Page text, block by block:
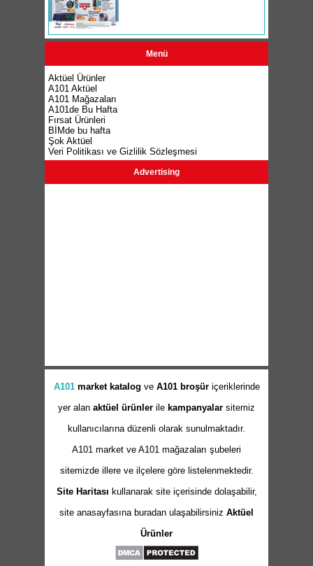
Menü
Aktüel Ürünler
A101 Aktüel
A101 Mağazaları
A101de Bu Hafta
Fırsat Ürünleri
BİMde bu hafta
Şok Aktüel
Veri Politikası ve Gizlilik Sözleşmesi
Advertising
A101 market katalog ve A101 broşüriçeriklerinde
yer alan aktüel ürünler ile kampanyalar sitemiz
kullanıcılarına düzenli olarak sunulmaktadır.
A101 market ve A101 mağazaları şubeleri
sitemizde illere ve ilçelere göre listelenmektedir.
Site Haritası kullanarak site içerisinde dolaşabilir,
site anasayfasına buradan ulaşabilirsiniz Aktüel
Ürünler